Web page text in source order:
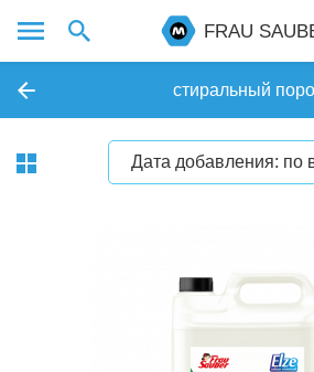
FRAU
стиральный